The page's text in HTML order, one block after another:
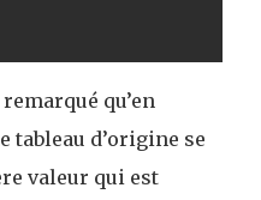
qu’en
d’origine se
valeur qui est